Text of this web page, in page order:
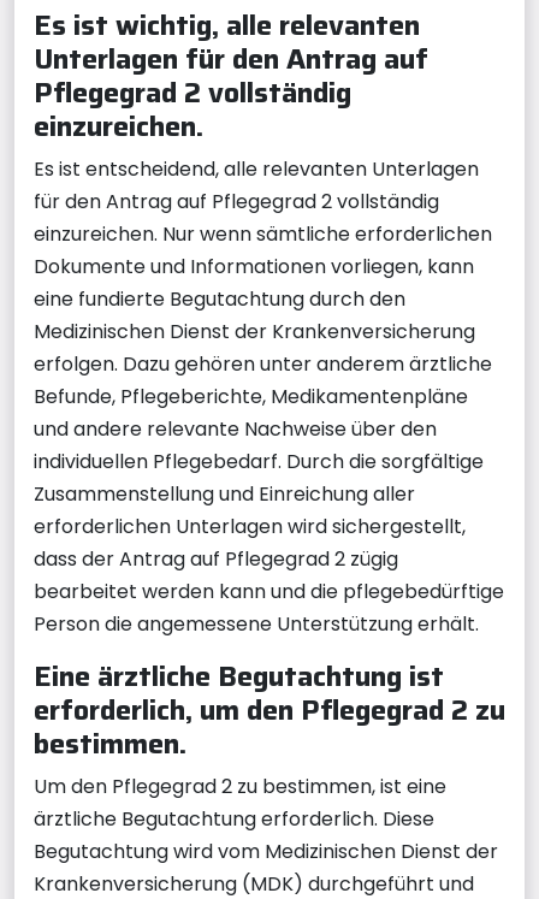
Es ist wichtig, alle relevanten
Unterlagen für den Antrag auf
Pflegegrad 2 vollständig
einzureichen.
Es ist entscheidend, alle relevanten Unterlagen
für den Antrag auf Pflegegrad 2 vollständig
einzureichen. Nur wenn sämtliche erforderlichen
Dokumente und Informationen vorliegen, kann
eine fundierte Begutachtung durch den
Medizinischen Dienst der Krankenversicherung
erfolgen. Dazu gehören unter anderem ärztliche
Befunde, Pflegeberichte, Medikamentenpläne
und andere relevante Nachweise über den
individuellen Pflegebedarf. Durch die sorgfältige
Zusammenstellung und Einreichung aller
erforderlichen Unterlagen wird sichergestellt,
dass der Antrag auf Pflegegrad 2 zügig
bearbeitet werden kann und die pflegebedürftige
Person die angemessene Unterstützung erhält.
Eine ärztliche Begutachtung ist
erforderlich, um den Pflegegrad 2 zu
bestimmen.
Um den Pflegegrad 2 zu bestimmen, ist eine
ärztliche Begutachtung erforderlich. Diese
Begutachtung wird vom Medizinischen Dienst der
Krankenversicherung (MDK) durchgeführt und